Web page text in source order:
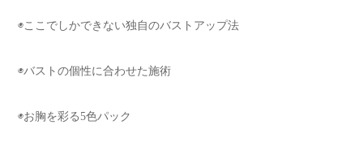
◉ここでしかできない独自のバストアップ法
◉バストの個性に合わせた施術
◉お胸を彩る5色パック